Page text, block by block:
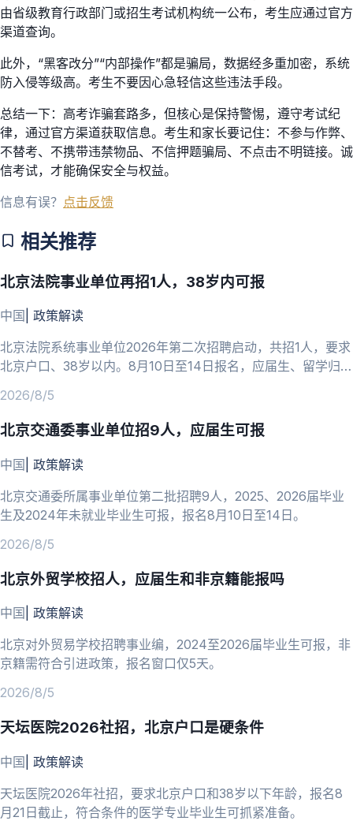
由省级教育行政部门或招生考试机构统一公布，考生应通过官方
渠道查询。
此外，“黑客改分”“内部操作”都是骗局，数据经多重加密，系统
防入侵等级高。考生不要因心急轻信这些违法手段。
总结一下：高考诈骗套路多，但核心是保持警惕，遵守考试纪
律，通过官方渠道获取信息。考生和家长要记住：不参与作弊、
不替考、不携带违禁物品、不信押题骗局、不点击不明链接。诚
信考试，才能确保安全与权益。
信息有误？ 点击反馈
相关推荐
北京法院事业单位再招1人，38岁内可报
中国 政策解读
北京法院系统事业单位2026年第二次招聘启动，共招1人，要求
北京户口、38岁以内。8月10日至14日报名，应届生、留学归国
2026/8/5
北京交通委事业单位招9人，应届生可报
中国 政策解读
北京交通委所属事业单位第二批招聘9人，2025、2026届毕业
生及2024年未就业毕业生可报，报名8月10日至14日。
2026/8/5
北京外贸学校招人，应届生和非京籍能报吗
中国 政策解读
北京对外贸易学校招聘事业编，2024至2026届毕业生可报，非
京籍需符合引进政策，报名窗口仅5天。
2026/8/5
天坛医院2026社招，北京户口是硬条件
中国 政策解读
天坛医院2026年社招，要求北京户口和38岁以下年龄，报名8
月21日截止，符合条件的医学专业毕业生可抓紧准备。